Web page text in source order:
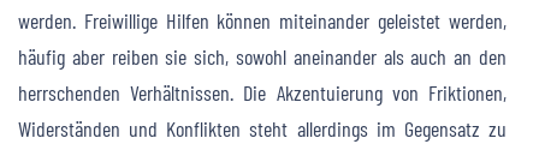
werden. Freiwillige Hilfen können miteinander geleistet werden,
häufig aber reiben sie sich, sowohl aneinander als auch an den
herrschenden Verhältnissen. Die Akzentuierung von Friktionen,
Widerständen und Konflikten steht allerdings im Gegensatz zu